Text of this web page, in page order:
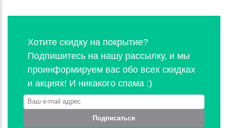
Хотите скидку на покрытие?
Подпишитесь на нашу рассылку, и мы
проинформируем вас обо всех скидках
и акциях! И никакого спама :)
Подписаться